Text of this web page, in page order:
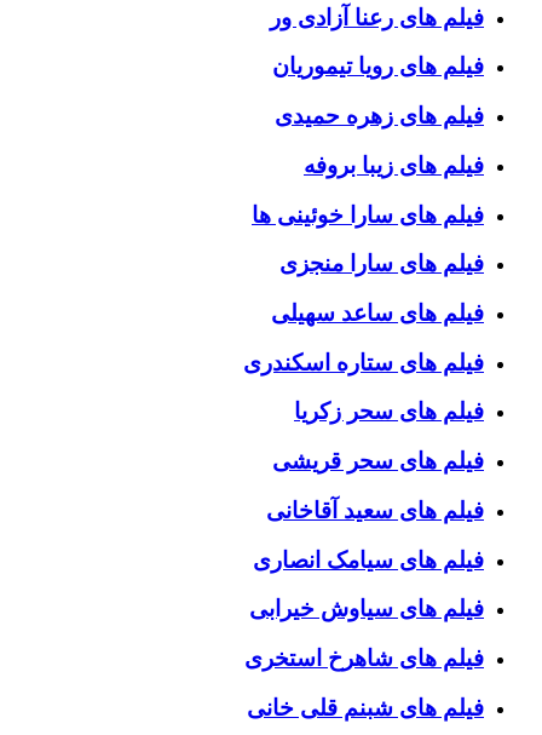
فیلم های رعنا آزادی ور
فیلم های رویا تیموریان
فیلم های زهره حمیدی
فیلم های زیبا بروفه
فیلم های سارا خوئینی ها
فیلم های سارا منجزی
فیلم های ساعد سهیلی
فیلم های ستاره اسکندری
فیلم های سحر زکریا
فیلم های سحر قریشی
فیلم های سعید آقاخانی
فیلم های سیامک انصاری
فیلم های سیاوش خیرابی
فیلم های شاهرخ استخری
فیلم های شبنم قلی خانی